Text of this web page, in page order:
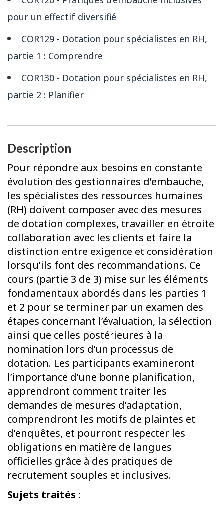
pour un effectif diversifié
COR129 - Dotation pour spécialistes en RH,
partie 1 : Comprendre
COR130 - Dotation pour spécialistes en RH,
partie 2 : Planifier
Description
Pour répondre aux besoins en constante
évolution des gestionnaires d’embauche,
les spécialistes des ressources humaines
(RH) doivent composer avec des mesures
de dotation complexes, travailler en étroite
collaboration avec les clients et faire la
distinction entre exigence et considération
lorsqu’ils font des recommandations. Ce
cours (partie 3 de 3) mise sur les éléments
fondamentaux abordés dans les parties 1
et 2 pour se terminer par un examen des
étapes concernant l’évaluation, la sélection
ainsi que celles postérieures à la
nomination lors d’un processus de
dotation. Les participants examineront
l’importance d’une bonne planification,
apprendront comment traiter les
demandes de mesures d’adaptation,
comprendront les motifs de plaintes et
d’enquêtes, et pourront respecter les
obligations en matière de langues
officielles grâce à des pratiques de
recrutement souples et inclusives.
Sujets traités :